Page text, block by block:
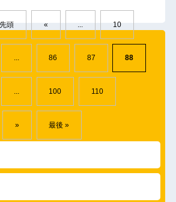
頭 « 10
... 86 87 88
... 100 110
» 最後 »